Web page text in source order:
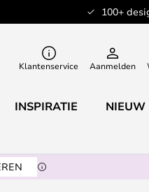
100+
Klantenservice Aanmelden
INSPIRATIE NIEUW